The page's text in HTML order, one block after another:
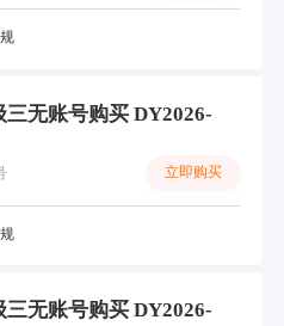
无账号购买 DY2026-
立即购买
无账号购买 DY2026-